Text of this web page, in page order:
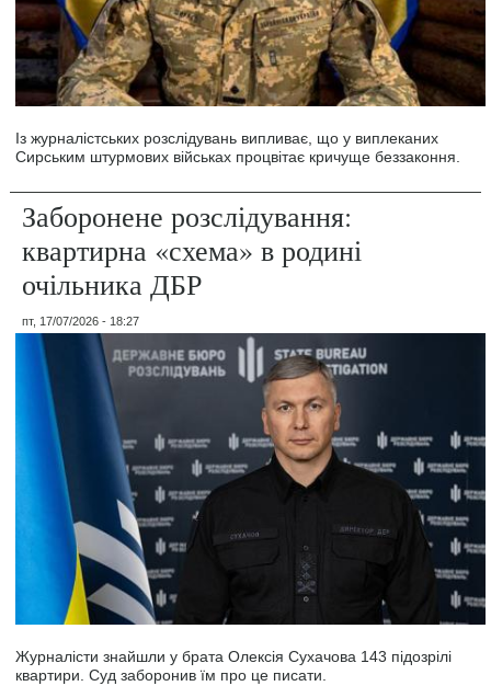
Із журналістських розслідувань випливає, що у виплеканих
Сирським штурмових військах процвітає кричуще беззаконня.
Заборонене розслідування:
квартирна «схема» в родині
очільника ДБР
пт, 17/07/2026 - 18:27
Журналісти знайшли у брата Олексія Сухачова 143 підозрілі
квартири. Суд заборонив їм про це писати.